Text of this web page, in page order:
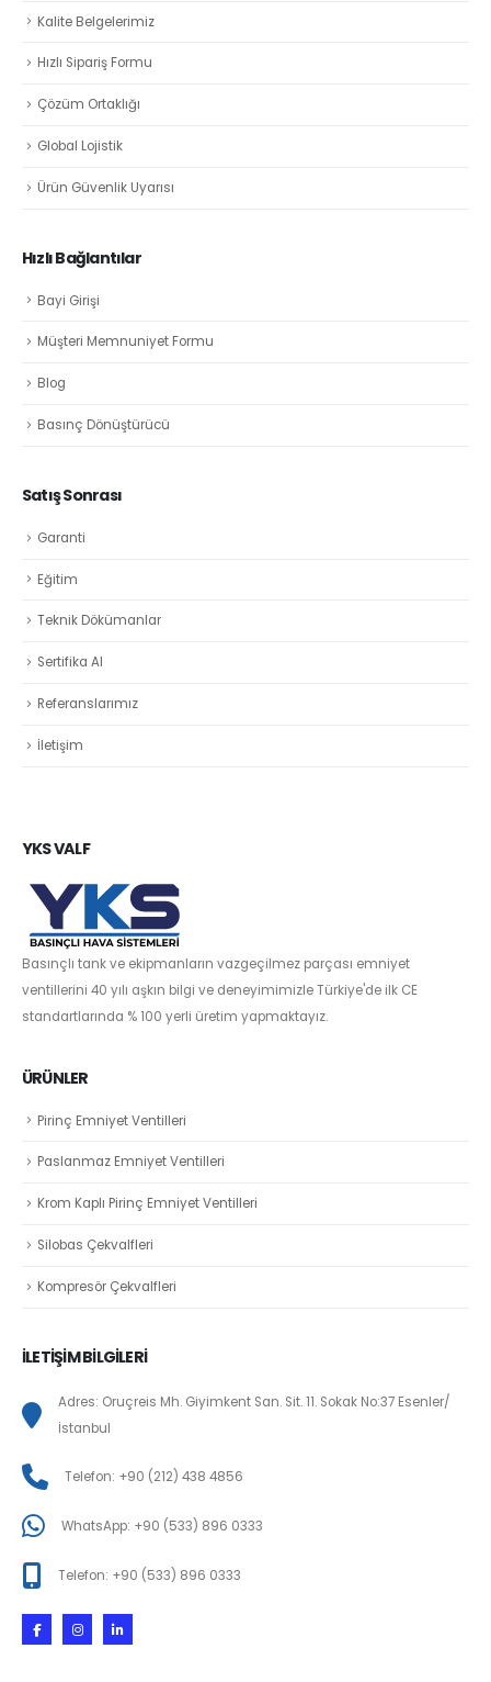
Kalite Belgelerimiz
Hızlı Sipariş Formu
Çözüm Ortaklığı
Global Lojistik
Ürün Güvenlik Uyarısı
Hızlı Bağlantılar
Bayi Girişi
Müşteri Memnuniyet Formu
Blog
Basınç Dönüştürücü
Satış Sonrası
Garanti
Eğitim
Teknik Dökümanlar
Sertifika Al
Referanslarımız
İletişim
YKS VALF
Basınçlı tank ve ekipmanların vazgeçilmez parçası emniyet
ventillerini 40 yılı aşkın bilgi ve deneyimimizle Türkiye'de ilk CE
standartlarında % 100 yerli üretim yapmaktayız.
ÜRÜNLER
Pirinç Emniyet Ventilleri
Paslanmaz Emniyet Ventilleri
Krom Kaplı Pirinç Emniyet Ventilleri
Silobas Çekvalfleri
Kompresör Çekvalfleri
İLETİŞİM BİLGİLERİ
Adres: Oruçreis Mh. Giyimkent San. Sit. 11. Sokak No:37 Esenler/
İstanbul
Telefon: +90 (212) 438 4856
WhatsApp: +90 (533) 896 0333
Telefon: +90 (533) 896 0333